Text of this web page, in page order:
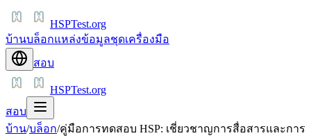
HSPTest.org
บ้านบล็อกแหล่งข้อมูลชุดเครื่องมือ
สอบ
HSPTest.org
สอบ
บ้าน/บล็อก/คู่มือการทดสอบ HSP: เชี่ยวชาญการสื่อสารและการ